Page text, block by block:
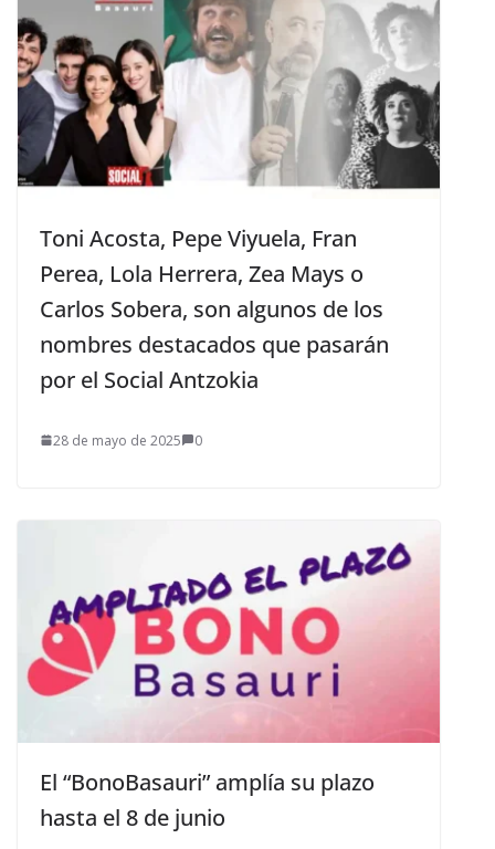
Toni Acosta, Pepe Viyuela, Fran
Perea, Lola Herrera, Zea Mays o
Carlos Sobera, son algunos de los
nombres destacados que pasarán
por el Social Antzokia
28 de mayo de 2025 0
El “BonoBasauri” amplía su plazo
hasta el 8 de junio